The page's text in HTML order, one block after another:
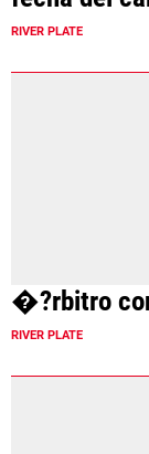
RIVER PLATE
�?rbitro
RIVER PLATE